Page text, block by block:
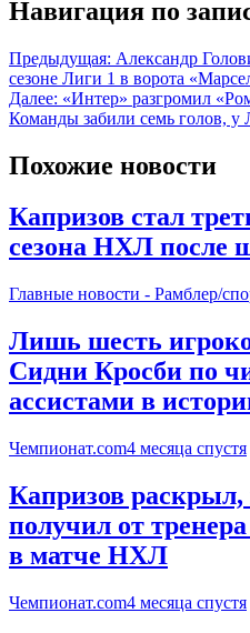
Навигация по
Предыдущая: Александр
сезоне Лиги 1 в ворота
Далее: «Интер» разгромил
Команды забили семь голов, у
Похожие новости
Капризов стал
сезона НХЛ после
Главные новости - Рамблер/
Лишь шесть
Сидни Кросби по
ассистами в
Чемпионат.com4 месяца спустя
Капризов
получил от
в матче НХЛ
Чемпионат.com4 месяца спустя